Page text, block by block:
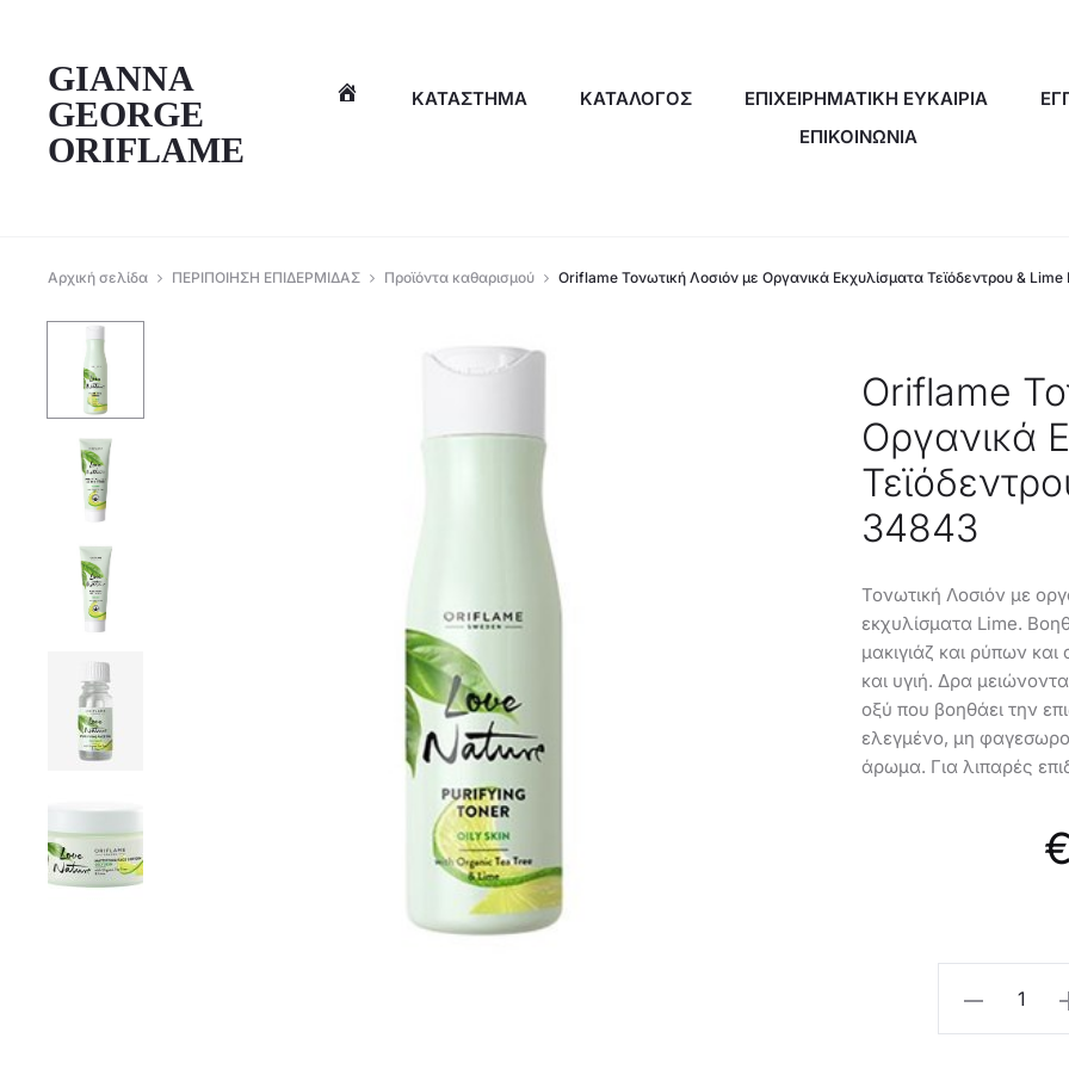
GIANNA
GEORGE
ORIFLAME
ΚΑΤΆΣΤΗΜΑ ΚΑΤΑΛΟΓΟΣ ΕΠΙΧΕΙΡΗΜΑΤΙΚΗ ΕΥΚΑΙΡΙΑ
ΕΠΙΚΟΙΝΩΝΙΑ
Αρχική σελίδα ΠΕΡΙΠΟΙΗΣΗ ΕΠΙΔΕΡΜΙΔΑΣ Προϊόντα καθαρισμού Oriflame Τονωτική Λοσιόν με Οργανικά Εκχυλίσματα Τεϊόδεντρου &
Oriflame
Οργανικά
34843
Τονωτική Λοσιόν με
εκχυλίσματα Lime.
μακιγιάζ και ρύπων
και υγιή. Δρα
οξύ που βοηθάει την
ελεγμένο, μη
άρωμα. Για λιπαρές
€
Oriflame